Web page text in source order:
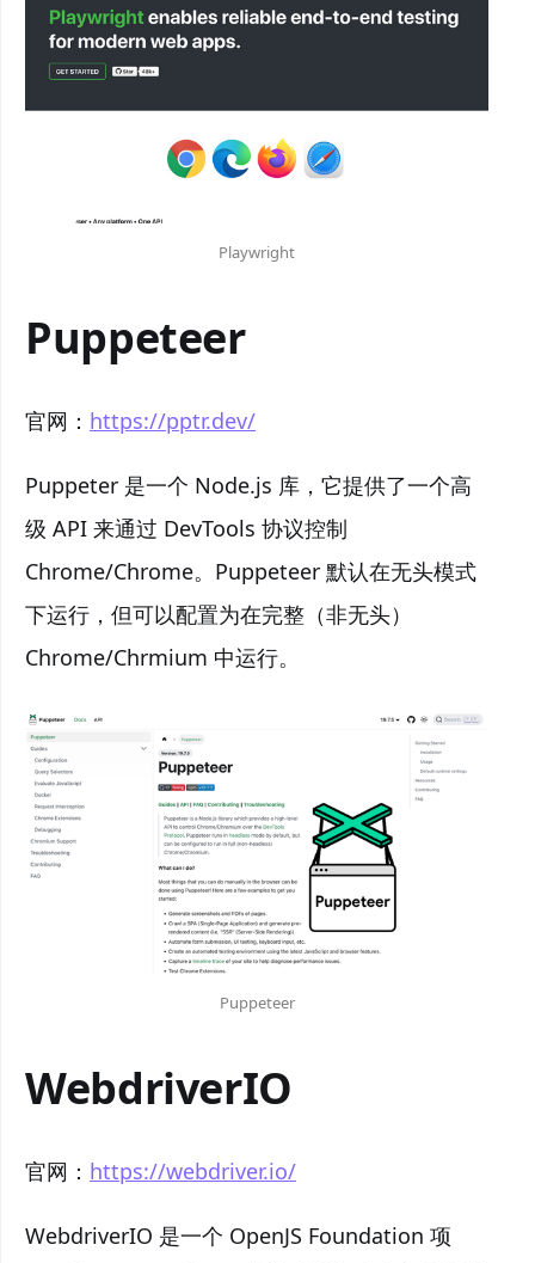
Playwright
Puppeteer
官网： https://pptr.dev/
Puppeter 是一个 Node.js 库，它提供了一个高
级 API 来通过 DevTools 协议控制
Chrome/Chrome。Puppeteer 默认在无头模式
下运行，但可以配置为在完整（非无头）
Chrome/Chrmium 中运行。
Puppeteer
WebdriverIO
官网： https://webdriver.io/
WebdriverIO 是一个 OpenJS Foundation 项